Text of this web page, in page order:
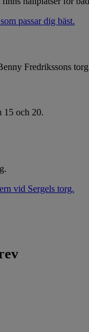
passar dig bäst.
Fredrikssons
15 och 20.
vid Sergels torg.